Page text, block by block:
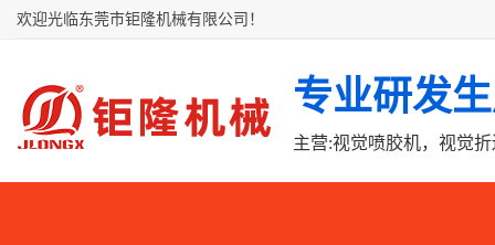
欢迎光临东莞市钜隆机械有限公司！
专业研发
主营:视觉喷胶机，视觉